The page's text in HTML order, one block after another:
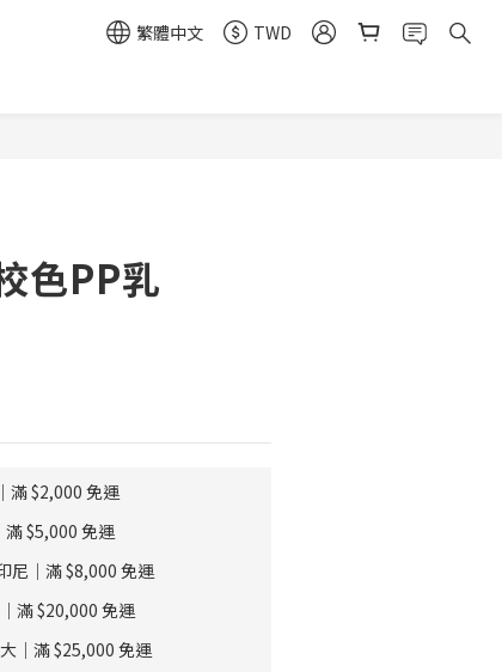
繁體中文
TWD
色PP乳
滿 $2,000 免運
$5,000 免運
尼｜滿 $8,000 免運
滿 $20,000 免運
｜滿 $25,000 免運